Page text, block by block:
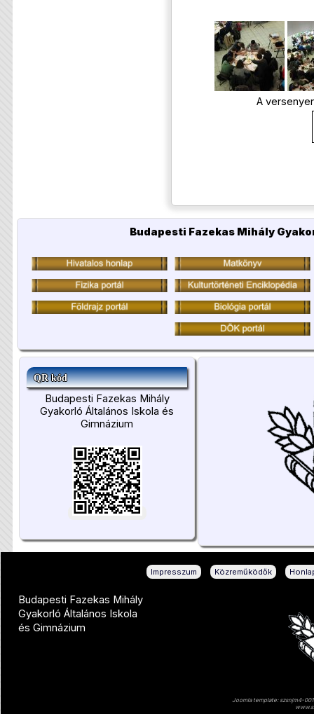
A
Budapesti Fazekas Mihály
QR kód
Budapesti Fazekas Mihály
Gyakorló Általános Iskola és
Gimnázium
Impresszum Közreműködők
Budapesti Fazekas Mihály
Gyakorló Általános Iskola
és Gimnázium
Joomla template: szsnjm4-